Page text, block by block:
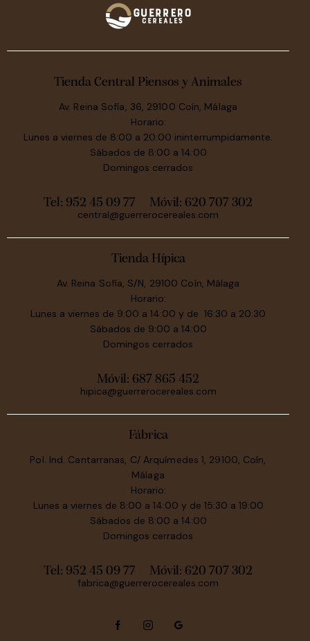
Tienda Central Piensos y Animales
Av. Reina Sofía, 36, 29100 Coín, Málaga
Horario:
Lunes a viernes de 8:00 a 20:00 ininterrumpidamente.
Sábados de 8:00 a 14:00
Domingos cerrados
Tel: 952 45 09 77 Móvil: 620 707 302
central@guerrerocereales.com
Tienda Hípica
Av. Reina Sofía, S/N, 29100 Coín, Málaga
Horario:
Lunes a viernes de 9:00 a 14:00 y de 16:30 a 20:30
Sábados de 9:00 a 14:00
Domingos cerrados
Móvil: 687 865 452
hipica@guerrerocereales.com
Fábrica
Pol. Ind. Cantarranas, C/ Arquímedes 1, 29100, Coín,
Málaga
Horario:
Lunes a viernes de 8:00 a 14:00 y de 15:30 a 19:00
Sábados de 8:00 a 14:00
Domingos cerrados
Tel: 952 45 09 77 Móvil: 620 707 302
fabrica@guerrerocereales.com